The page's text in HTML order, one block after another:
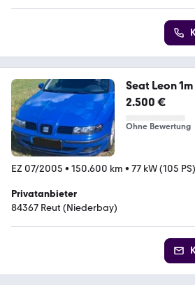
Seat Leon 1m
2.500 €
Ohne Bewertung
EZ 07/2005 • 150.600 km • 77 kW (105 PS)
Privatanbieter
84367 Reut (Niederbay)